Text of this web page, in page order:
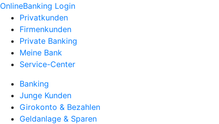
OnlineBanking Login
Privatkunden
Firmenkunden
Private Banking
Meine Bank
Service-Center
Banking
Junge Kunden
Girokonto & Bezahlen
Geldanlage & Sparen